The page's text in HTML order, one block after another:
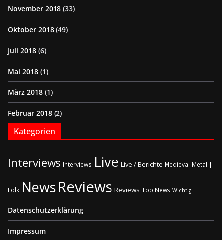
November 2018 (33)
Oktober 2018 (49)
Juli 2018 (6)
Mai 2018 (1)
März 2018 (1)
Februar 2018 (2)
Kategorien
Interviews Interviews Live Live / Berichte Medieval-Metal |
Folk NewsReviews Reviews Top News Wichtig
Datenschutzerklärung
Impressum